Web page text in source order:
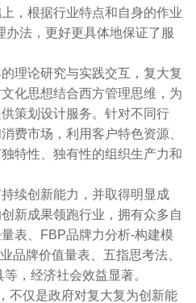
，根据行业特点和自身的作业
法，更好更具体地保证了服
理论研究与实践交互，复大复
化思想结合西方管理思维，为
策划设计服务。针对不同行
费市场，利用客户特色资源、
特性、独有性的组织生产力和
续创新能力，并取得明显成
新成果领跑行业，拥有众多自
表、FBP品牌力分析-构建模
品牌价值量表、五指思考法、
，经济社会效益显著。
不仅是政府对复大复为创新能